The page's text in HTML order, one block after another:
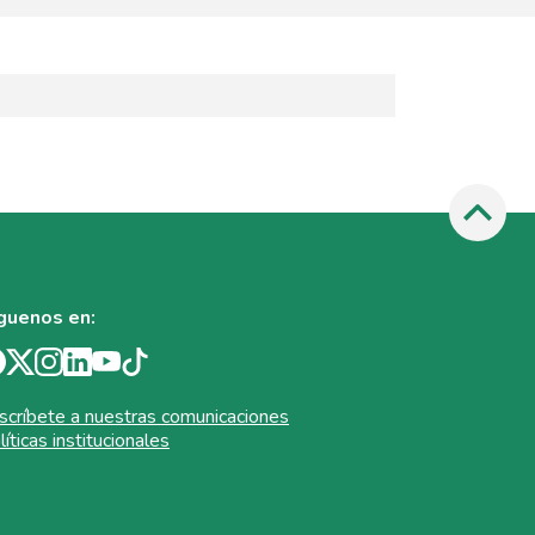
en:
a nuestras comunicaciones
institucionales